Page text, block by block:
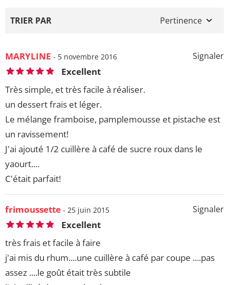
TRIER PAR Pertinence
Signaler
MARYLINE - 5 novembre 2016
Excellent
Très simple, et très facile à réaliser.
un dessert frais et léger.
Le mélange framboise, pamplemousse et pistache est
un ravissement!
J'ai ajouté 1/2 cuillère à café de sucre roux dans le
yaourt....
C'était parfait!
Signaler
frimoussette - 25 juin 2015
Excellent
très frais et facile à faire
j'ai mis du rhum....une cuillère à café par coupe ....pas
assez ....le goût était très subtile